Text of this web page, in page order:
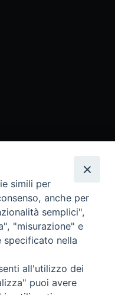
simili per
anche per
semplici",
"misurazione" e
nella
all'utilizzo dei
puoi avere